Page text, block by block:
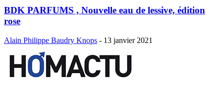
BDK PARFUMS , Nouvelle eau de lessive, édition
rose
Alain Philippe Baudry Knops - 13 janvier 2021